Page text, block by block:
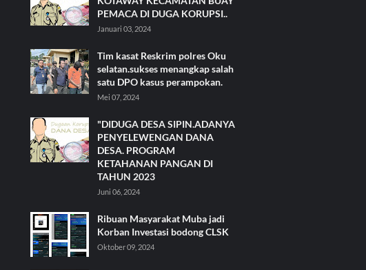
PEMACA DI DUGA KORUPSI..
Januari 03, 2024
Tim kasat Reskrim polres Oku
selatan.sukses menangkap salah
satu DPO kasus perampokan.
Mei 07, 2024
"DIDUGA DESA SIPIN.ADANYA
PENYELEWENGAN DANA
DESA. PROGRAM
KETAHANAN PANGAN DI
TAHUN 2023
Juni 06, 2024
Ribuan Masyarakat Muba jadi
Korban Investasi bodong CLSK
Oktober 09, 2024